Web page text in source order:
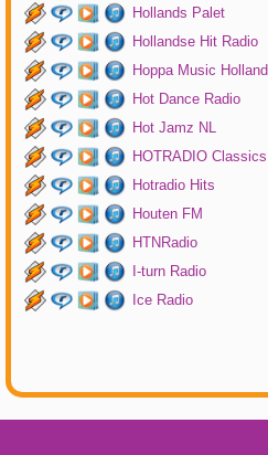
Hollands Palet
Hollandse Hit Radio
Hoppa Music Holland
Hot Dance Radio
Hot Jamz NL
HOTRADIO Classics
Hotradio Hits
Houten FM
HTNRadio
I-turn Radio
Ice Radio